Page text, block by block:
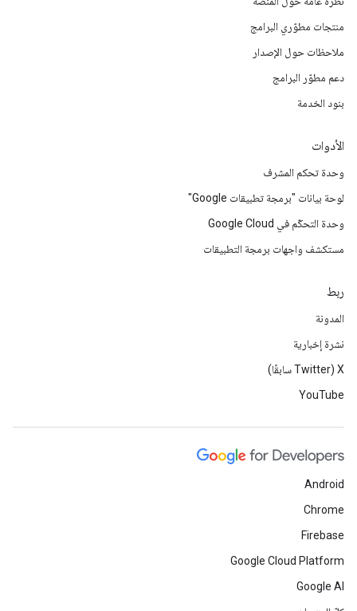
منتجات مطوّري البرامج
ملاحظات حول الإصدار
دعم مطوّر البرامج
بنود الخدمة
الأدوات
وحدة تحكم المشرف
لوحة بيانات "برمجة تطبيقات Google"
وحدة التحكّم في Google Cloud
مستكشف واجهات برمجة التطبيقات
ربط
المدونة
نشرة إخبارية
‫X ‏(Twitter سابقًا)
YouTube
Android
Chrome
Firebase
Google Cloud Platform
Google AI